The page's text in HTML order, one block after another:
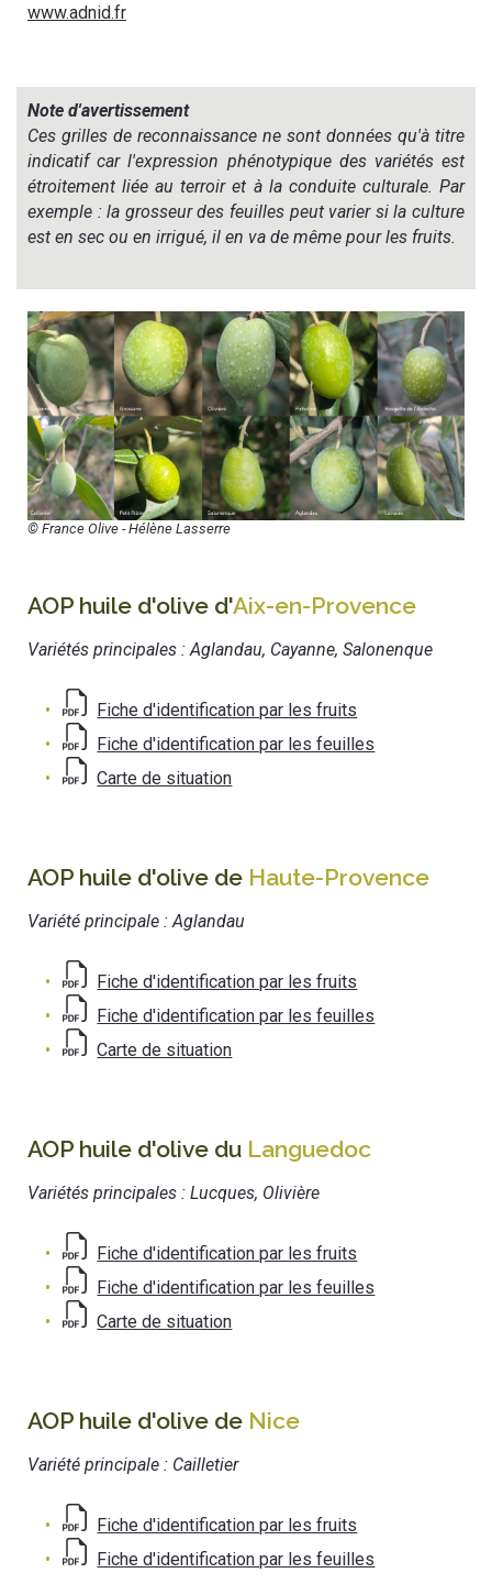
www.adnid.fr
Note d'avertissement
Ces grilles de reconnaissance ne sont données qu'à titre
indicatif car l'expression phénotypique des variétés est
étroitement liée au terroir et à la conduite culturale. Par
exemple : la grosseur des feuilles peut varier si la culture
est en sec ou en irrigué, il en va de même pour les fruits.
© France Olive - Hélène Lasserre
AOP huile d'olive d'Aix-en-Provence
Variétés principales : Aglandau, Cayanne, Salonenque
Fiche d'identification par les fruits
Fiche d'identification par les feuilles
Carte de situation
AOP huile d'olive de Haute-Provence
Variété principale : Aglandau
Fiche d'identification par les fruits
Fiche d'identification par les feuilles
Carte de situation
AOP huile d'olive du Languedoc
Variétés principales : Lucques, Olivière
Fiche d'identification par les fruits
Fiche d'identification par les feuilles
Carte de situation
AOP huile d'olive de Nice
Variété principale : Cailletier
Fiche d'identification par les fruits
Fiche d'identification par les feuilles